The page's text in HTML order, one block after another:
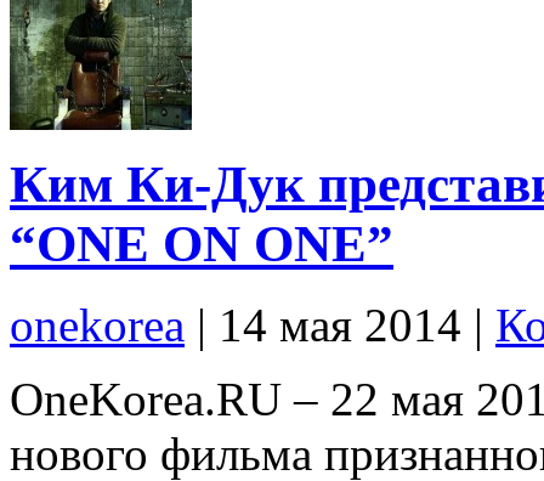
Ким Ки-Дук
“ONE ON ONE”
onekorea | 14 мая 2014 |
OneKorea.RU – 22 мая
нового фильма